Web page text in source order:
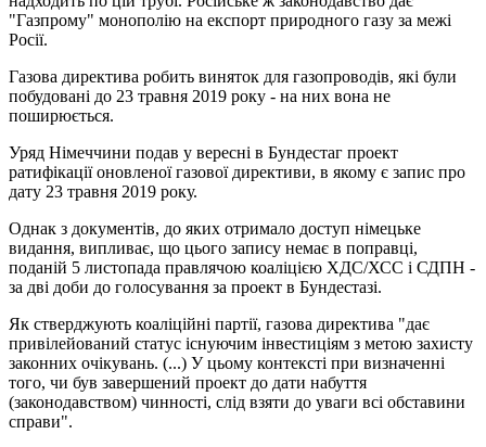
"Газпрому" монополію на експорт природного газу за межі
Росії.
Газова директива робить виняток для газопроводів, які були
побудовані до 23 травня 2019 року - на них вона не
поширюється.
Уряд Німеччини подав у вересні в Бундестаг проект
ратифікації оновленої газової директиви, в якому є запис про
дату 23 травня 2019 року.
Однак з документів, до яких отримало доступ німецьке
видання, випливає, що цього запису немає в поправці,
поданій 5 листопада правлячою коаліцією ХДС/ХСС і СДПН -
за дві доби до голосування за проект в Бундестазі.
Як стверджують коаліційні партії, газова директива "дає
привілейований статус існуючим інвестиціям з метою захисту
законних очікувань. (...) У цьому контексті при визначенні
того, чи був завершений проект до дати набуття
(законодавством) чинності, слід взяти до уваги всі обставини
справи".